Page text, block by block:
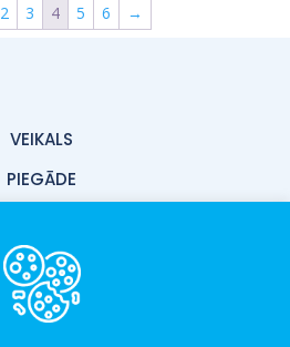
2 3 4 5 6 →
VEIKALS
PIEGĀDE
KONTAKTI
NOTEIKUMI